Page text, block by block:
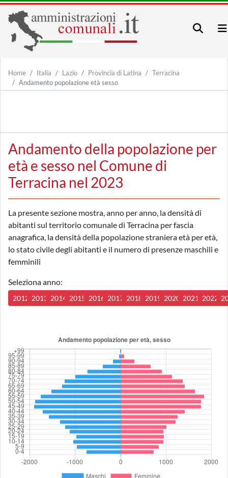
Home Italia Lazio Provincia di Latina
Terracina
Andamento popolazione età sesso
Andamento della popolazione per
età e sesso nel Comune di
Terracina nel 2023
La presente sezione mostra, anno per anno, la densità di
abitanti sul territorio comunale di Terracina per fascia
anagrafica, la densità della popolazione straniera età per età,
lo stato civile degli abitanti e il numero di presenze maschili e
femminili
Seleziona anno:
2012 2013 2014 2015 2016 2017 2018 2019 2020 2021 2022